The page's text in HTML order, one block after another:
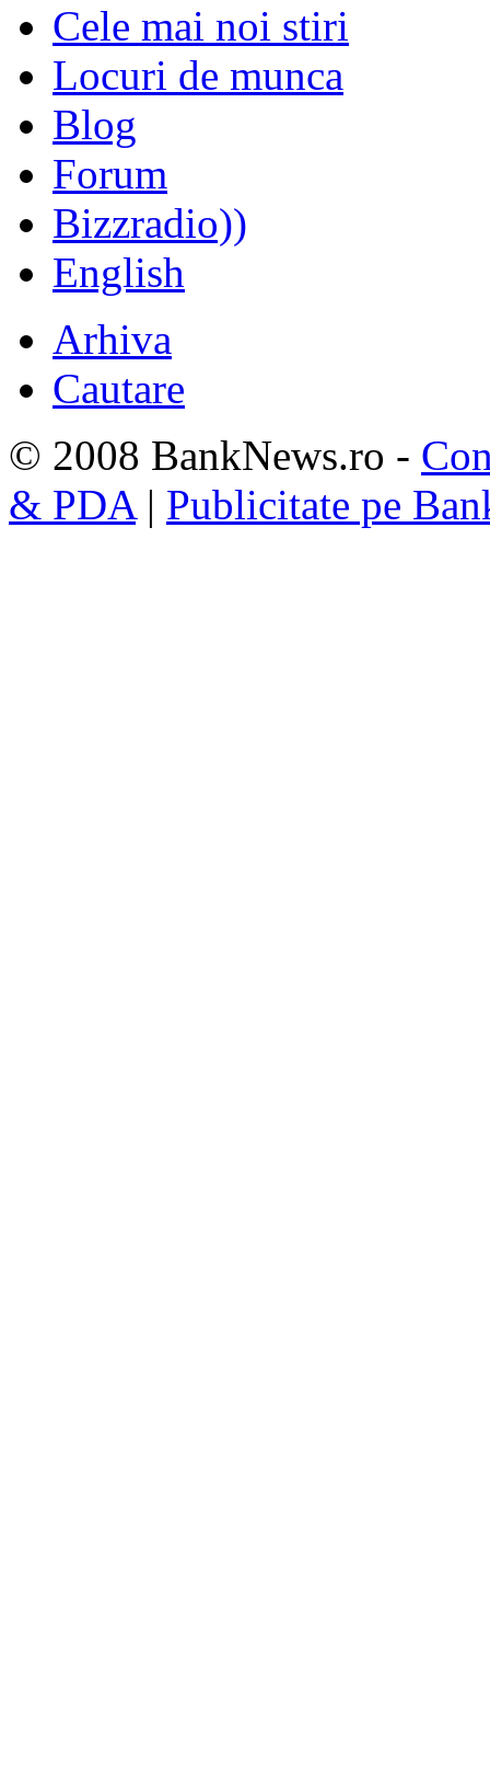
Cele mai noi stiri
Locuri de munca
Blog
Forum
Bizzradio))
English
Arhiva
Cautare
© 2008 BankNews.ro -
& PDA| Publicitate pe